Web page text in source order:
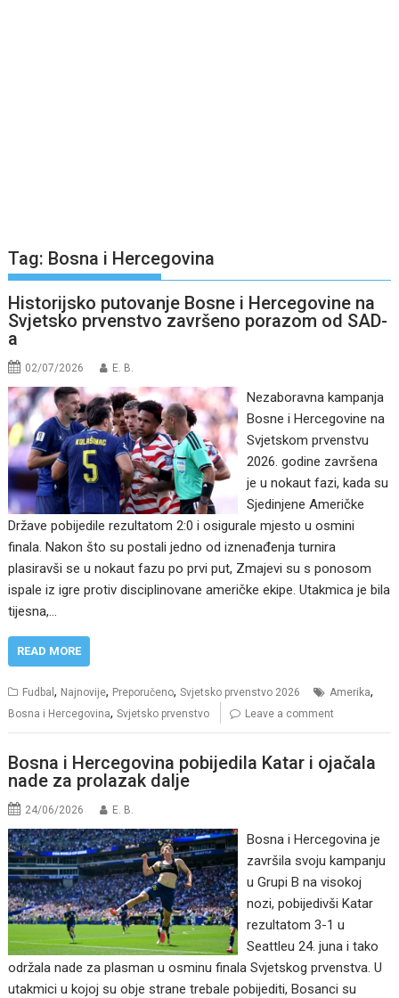
Tag: Bosna i Hercegovina
Historijsko putovanje Bosne i Hercegovine na
Svjetsko prvenstvo završeno porazom od SAD-
a
02/07/2026 E. B.
Nezaboravna kampanja
Bosne i Hercegovine na
Svjetskom prvenstvu
2026. godine završena
je u nokaut fazi, kada su
Sjedinjene Američke
Države pobijedile rezultatom 2:0 i osigurale mjesto u osmini
finala. Nakon što su postali jedno od iznenađenja turnira
plasiravši se u nokaut fazu po prvi put, Zmajevi su s ponosom
ispale iz igre protiv disciplinovane američke ekipe. Utakmica je bila
tijesna,…
READ MORE
Fudbal, Najnovije, Preporučeno,Svjetsko prvenstvo 2026 Amerika,
Bosna i Hercegovina,Svjetsko prvenstvo Leave a comment
Bosna i Hercegovina pobijedila Katar i ojačala
nade za prolazak dalje
24/06/2026 E. B.
Bosna i Hercegovina je
završila svoju kampanju
u Grupi B na visokoj
nozi, pobijedivši Katar
rezultatom 3-1 u
Seattleu 24. juna i tako
održala nade za plasman u osminu finala Svjetskog prvenstva. U
utakmici u kojoj su obje strane trebale pobijediti, Bosanci su